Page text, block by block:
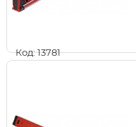
Код: 13781